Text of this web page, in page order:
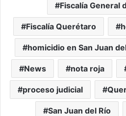
Fiscalía General
Fiscalía Querétaro
homicidio en San Juan
News nota roja
proceso judicial
San Juan del Río